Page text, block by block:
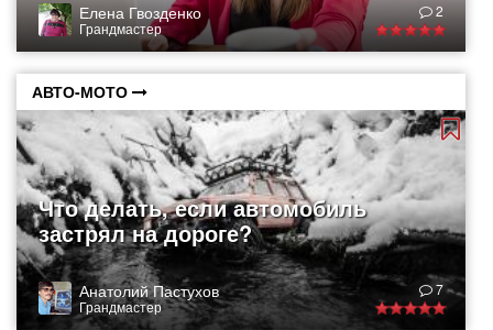
Елена Гвозденко
Грандмастер
2
АВТО-МОТО
Что делать, если автомобиль
застрял на дороге?
Анатолий Пастухов
Грандмастер
7